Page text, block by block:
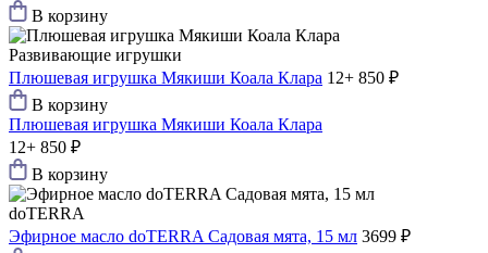
В корзину
Развивающие игрушки
Плюшевая игрушка Мякиши Коала Клара 12+ 850 ₽
В корзину
Плюшевая игрушка Мякиши Коала Клара
12+ 850 ₽
В корзину
doTERRA
Эфирное масло doTERRA Садовая мята, 15 мл 3699 ₽